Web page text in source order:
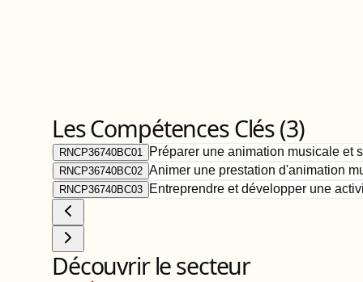
Les Compétences Clés (3)
RNCP36740BC01 Préparer une animation musicale et
RNCP36740BC02 Animer une prestation d'animation
RNCP36740BC03 Entreprendre et développer une
Découvrir le secteur